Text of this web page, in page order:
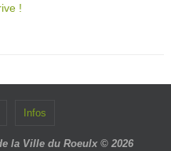
!
Infos
la Ville du Roeulx © 2026